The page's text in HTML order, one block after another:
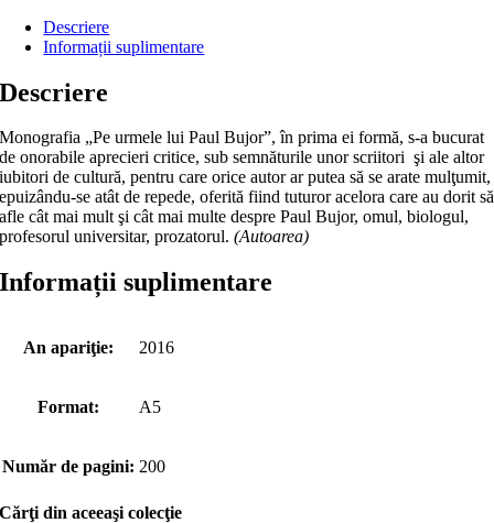
Descriere
Informații suplimentare
Descriere
Monografia „Pe urmele lui Paul Bujor”, în prima ei formă, s-a bucurat
de onorabile aprecieri critice, sub semnăturile unor scriitori şi ale altor
iubitori de cultură, pentru care orice autor ar putea să se arate mulţumit,
epuizându-se atât de repede, oferită fiind tuturor acelora care au dorit să
afle cât mai mult şi cât mai multe despre Paul Bujor, omul, biologul,
profesorul universitar, prozatorul.(Autoarea)
Informații suplimentare
An apariţie: 2016
Format: A5
Număr de pagini: 200
Cărţi din aceeaşi colecţie